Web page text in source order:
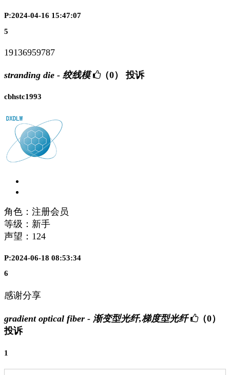
P:2024-04-16 15:47:07
5
19136959787
stranding die - 绞线模 （0） 投诉
cbhstc1993
角色：注册会员
等级：新手
声望： 124
P:2024-06-18 08:53:34
6
感谢分享
gradient optical fiber - 渐变型光纤,梯度型光纤
（0）
投诉
1